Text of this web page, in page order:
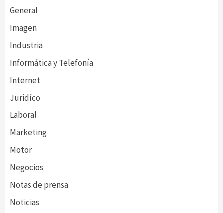
General
Imagen
Industria
Informática y Telefonía
Internet
Juridíco
Laboral
Marketing
Motor
Negocios
Notas de prensa
Noticias